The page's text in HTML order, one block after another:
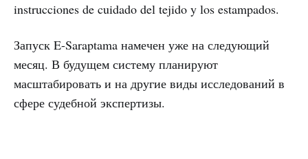
instrucciones de cuidado del tejido y los estampados.
Запуск E-Saraptama намечен уже на следующий
месяц. В будущем систему планируют
масштабировать и на другие виды исследований в
сфере судебной экспертизы.